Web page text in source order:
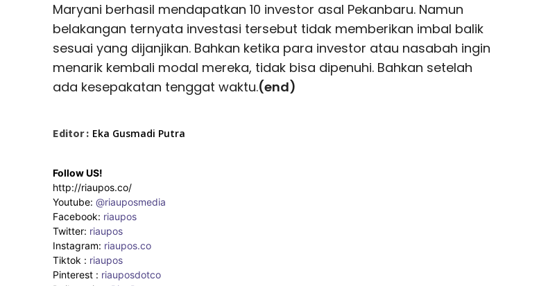
Maryani berhasil mendapatkan 10 investor asal Pekanbaru. Namun
belakangan ternyata investasi tersebut tidak memberikan imbal balik
sesuai yang dijanjikan. Bahkan ketika para investor atau nasabah ingin
menarik kembali modal mereka, tidak bisa dipenuhi. Bahkan setelah
ada kesepakatan tenggat waktu.(end)
Editor : Eka Gusmadi Putra
Follow US!
http://riaupos.co/
Youtube: @riauposmedia
Facebook: riaupos
Twitter: riaupos
Instagram: riaupos.co
Tiktok : riaupos
Pinterest : riauposdotco